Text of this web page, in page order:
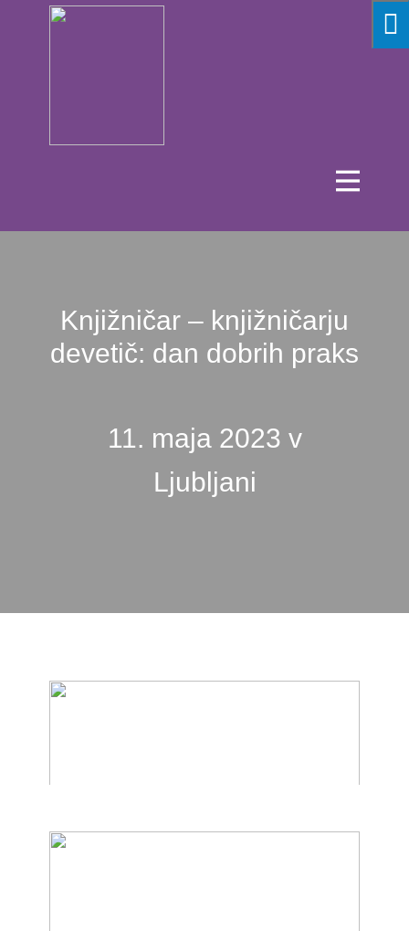
Knjižničar – knjižničarju
devetič: dan dobrih praks
11. maja 2023 v
Ljubljani